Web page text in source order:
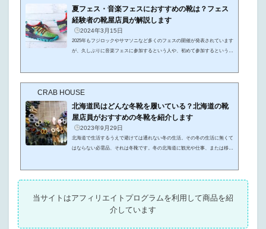
夏フェス・音楽フェスにおすすめの靴は？フェス
経験者の靴屋店員が解説します
2024年3月15日
2025年もフジロックやサマソニなど多くのフェスの開催が発表されています
が、久しぶりに音楽フェスに参加するという人や、初めて参加するという人
意外と悩むのが靴なんです。初めて音楽フェスに行くけどどんな靴がいいの
んな方々のために、この...
CRAB HOUSE
北海道民はどんな冬靴を履いている？北海道の靴
屋店員がおすすめの冬靴を紹介します
2023年9月29日
北海道で生活するうえで避けては通れない冬の生活。その冬の生活に無くて
はならない必需品、それは冬靴です。冬の北海道に観光や仕事、または移住
海道の靴販売店で勤務経験がある筆者が、冬靴の種類とおすすめの冬靴を解
説・紹介していきます...
当サイトはアフィリエイトプログラムを利用して商品を紹
介しています